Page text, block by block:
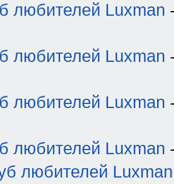
любителей Luxman
любителей Luxman
любителей Luxman
любителей Luxman
любителей Luxman